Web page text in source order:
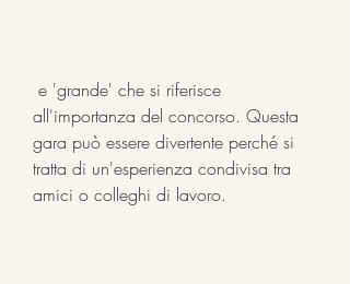
all'importanza del concorso. Questa
gara può essere divertente perché si
tratta di un'esperienza condivisa tra
amici o colleghi di lavoro.